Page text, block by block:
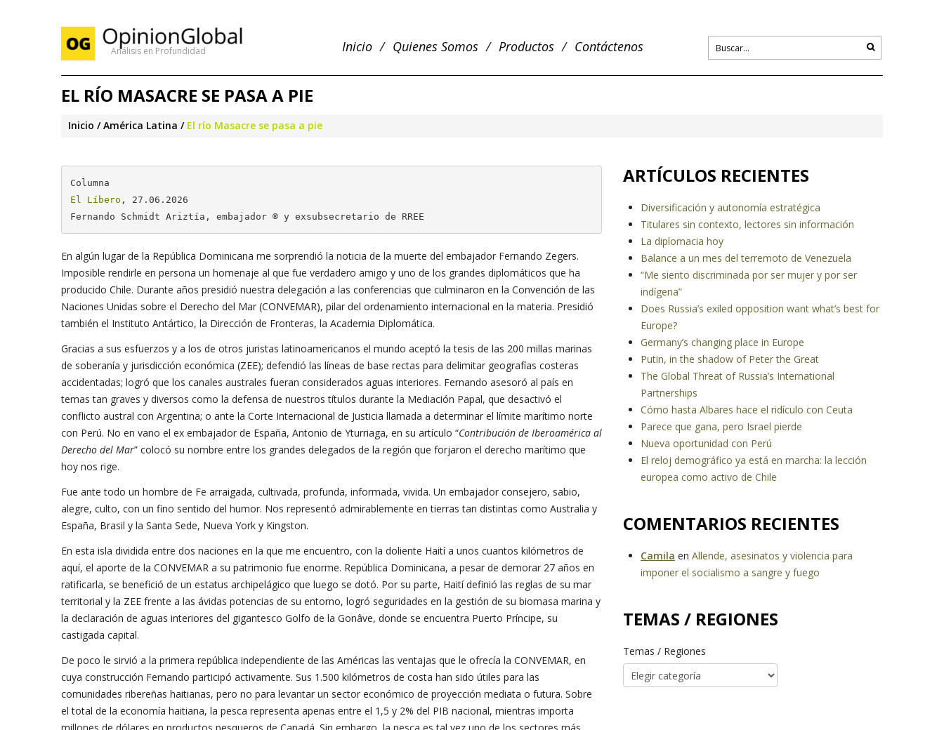
Análisis en Profundidad Inicio Quienes Somos Productos Contáctenos
EL RÍO MASACRE SE PASA A PIE
Inicio América Latina El río Masacre se pasa a pie
El Líbero , 27.06.2026
Fernando Schmidt Ariztía, embajador ® y exsubsecretario de RREE
En algún lugar de la República Dominicana me sorprendió la noticia de la muerte del embajador Fernando Zegers.
Imposible rendirle en persona un homenaje al que fue verdadero amigo y uno de los grandes diplomáticos que ha
producido Chile. Durante años presidió nuestra delegación a las conferencias que culminaron en la Convención de las
Naciones Unidas sobre el Derecho del Mar (CONVEMAR), pilar del ordenamiento internacional en la materia. Presidió
también el Instituto Antártico, la Dirección de Fronteras, la Academia Diplomática.
Gracias a sus esfuerzos y a los de otros juristas latinoamericanos el mundo aceptó la tesis de las 200 millas marinas
de soberanía y jurisdicción económica (ZEE); defendió las líneas de base rectas para delimitar geografías costeras
accidentadas; logró que los canales australes fueran considerados aguas interiores. Fernando asesoró al país en
temas tan graves y diversos como la defensa de nuestros títulos durante la Mediación Papal, que desactivó el
conflicto austral con Argentina; o ante la Corte Internacional de Justicia llamada a determinar el límite marítimo norte
con Perú. No en vano el ex embajador de España, Antonio de Yturriaga, en su artículo “Contribución de Iberoamérica al
Derecho del Mar” colocó su nombre entre los grandes delegados de la región que forjaron el derecho marítimo que
hoy nos rige.
Fue ante todo un hombre de Fe arraigada, cultivada, profunda, informada, vivida. Un embajador consejero, sabio,
alegre, culto, con un fino sentido del humor. Nos representó admirablemente en tierras tan distintas como Australia y
España, Brasil y la Santa Sede, Nueva York y Kingston.
En esta isla dividida entre dos naciones en la que me encuentro, con la doliente Haití a unos cuantos kilómetros de
aquí, el aporte de la CONVEMAR a su patrimonio fue enorme. República Dominicana, a pesar de demorar 27 años en
ratificarla, se benefició de un estatus archipelágico que luego se dotó. Por su parte, Haití definió las reglas de su mar
territorial y la ZEE frente a las ávidas potencias de su entorno, logró seguridades en la gestión de su biomasa marina y
la declaración de aguas interiores del gigantesco Golfo de la Gonâve, donde se encuentra Puerto Príncipe, su
castigada capital.
De poco le sirvió a la primera república independiente de las Américas las ventajas que le ofrecía la CONVEMAR, en
cuya construcción Fernando participó activamente. Sus 1.500 kilómetros de costa han sido útiles para las
comunidades ribereñas haitianas, pero no para levantar un sector económico de proyección mediata o futura. Sobre
el total de la economía haitiana, la pesca representa apenas entre el 1,5 y 2% del PIB nacional, mientras importa
ARTÍCULOS RECIENTES
Diversificación y autonomía estratégica
Titulares sin contexto, lectores sin información
La diplomacia hoy
Balance a un mes del terremoto de Venezuela
“Me siento discriminada por ser mujer y por ser
indígena”
Does Russia’s exiled opposition want what’s best for
Europe?
Germany’s changing place in Europe
Putin, in the shadow of Peter the Great
The Global Threat of Russia’s International
Partnerships
Cómo hasta Albares hace el ridículo con Ceuta
Parece que gana, pero Israel pierde
Nueva oportunidad con Perú
El reloj demográfico ya está en marcha: la lección
europea como activo de Chile
COMENTARIOS RECIENTES
Camila en Allende, asesinatos y violencia para
imponer el socialismo a sangre y fuego
TEMAS / REGIONES
Temas / Regiones